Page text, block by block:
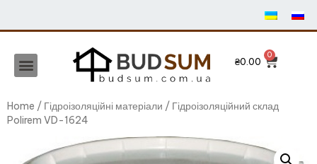
₴0.00
Home / Гідроізоляційні матеріали / Гідроізоляційний склад
Polirem VD-1624